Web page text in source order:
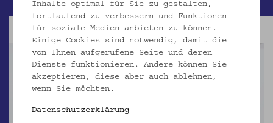
Inhalte optimal für Sie zu gestalten,
fortlaufend zu verbessern und Funktionen
für soziale Medien anbieten zu können.
Einige Cookies sind notwendig, damit die
von Ihnen aufgerufene Seite und deren
Dienste funktionieren. Andere können Sie
akzeptieren, diese aber auch ablehnen,
wenn Sie möchten.
Datenschutzerklärung